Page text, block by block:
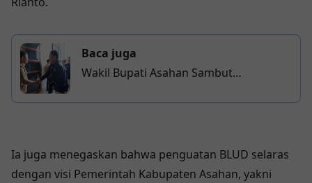
Baca juga
Wakil Bupati Asahan Sambut
Ia juga menegaskan bahwa penguatan BLUD selaras
dengan visi Pemerintah Kabupaten Asahan, yakni